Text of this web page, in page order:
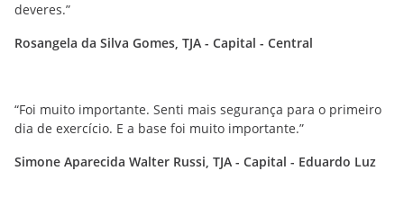
deveres.”
Rosangela da Silva Gomes, TJA - Capital - Central
“Foi muito importante. Senti mais segurança para o primeiro
dia de exercício. E a base foi muito importante.”
Simone Aparecida Walter Russi, TJA - Capital - Eduardo Luz